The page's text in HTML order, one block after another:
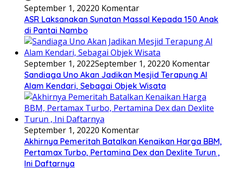
September 1, 20220 Komentar
ASR Laksanakan Sunatan Massal Kepada 150 Anak
di Pantai Nambo
September 1, 2022September 1, 20220 Komentar
Sandiaga Uno Akan Jadikan Mesjid Terapung Al
Alam Kendari, Sebagai Objek Wisata
September 1, 20220 Komentar
Akhirnya Pemeritah Batalkan Kenaikan Harga BBM,
Pertamax Turbo, Pertamina Dex dan Dexlite Turun ,
Ini Daftarnya